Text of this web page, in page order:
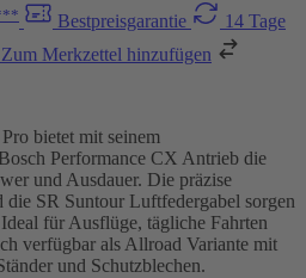
Bestpreisgarantie
14 Tage
Zum Merkzettel hinzufügen
bietet mit seinem
Performance CX Antrieb die
und Ausdauer. Die präzise
die SR Suntour Luftfedergabel sorgen
für Ausflüge, tägliche Fahrten
verfügbar als Allroad Variante mit
und Schutzblechen.